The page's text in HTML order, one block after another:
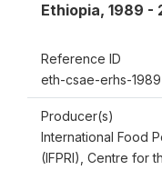
Ethiopia, 1989 -
Reference ID
eth-csae-erhs-
Producer(s)
International Food
(IFPRI), Centre for